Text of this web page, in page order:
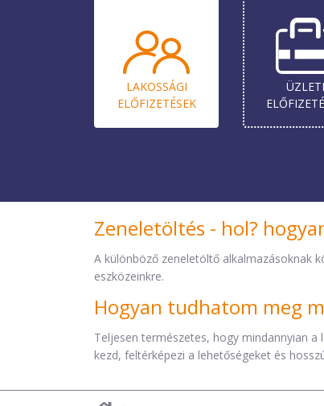
LAKOSSÁGI
ELŐ­FIZETÉSEK
ÜZLETI
Zeneletöltés - hol?
A különböző zeneletöltő alkalmazásoknak
eszközeinkre.
Hogyan tudhatom meg
Teljesen természetes, hogy mindannyian
kezd, feltérképezi a lehetőségeket és